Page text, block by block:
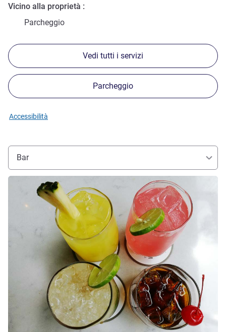
Vicino alla proprietà
Parcheggio
Vedi tutti i servizi
Parcheggio
Accessibilità
Bar
Visualizza dettagli